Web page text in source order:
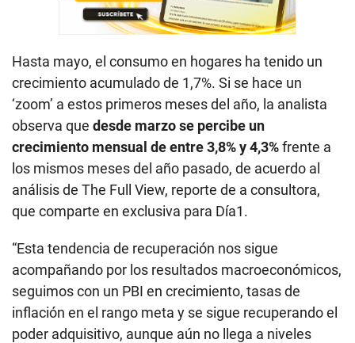
Hasta mayo, el consumo en hogares ha tenido un
crecimiento acumulado de 1,7%. Si se hace un
‘zoom’ a estos primeros meses del año, la analista
observa que desde marzo se percibe un
crecimiento mensual de entre 3,8% y 4,3%frente a
los mismos meses del año pasado, de acuerdo al
análisis de The Full View, reporte de a consultora,
que comparte en exclusiva para Día1.
“Esta tendencia de recuperación nos sigue
acompañando por los resultados macroeconómicos,
seguimos con un PBI en crecimiento, tasas de
inflación en el rango meta y se sigue recuperando el
poder adquisitivo, aunque aún no llega a niveles